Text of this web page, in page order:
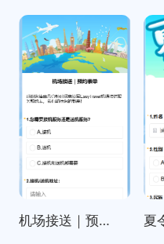
机场接送｜预约表单